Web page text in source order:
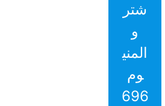
شتر
و
المني
وم
696